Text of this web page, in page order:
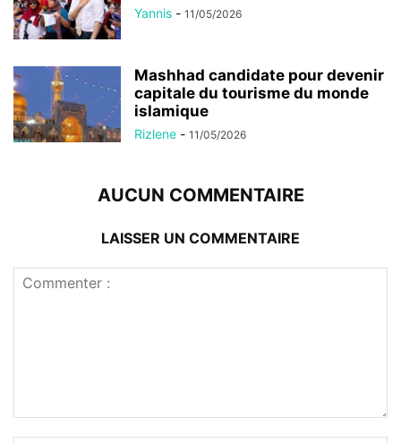
Yannis - 11/05/2026
Mashhad candidate pour devenir
capitale du tourisme du monde
islamique
Rizlene - 11/05/2026
AUCUN COMMENTAIRE
LAISSER UN COMMENTAIRE